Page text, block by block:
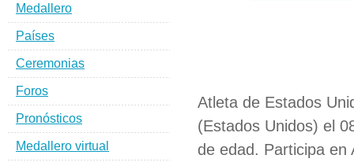
Atleta de Estados
(Estados Unidos) el
de edad. Participa en
Medallero
Países
Ceremonias
Foros
Pronósticos
Medallero virtual